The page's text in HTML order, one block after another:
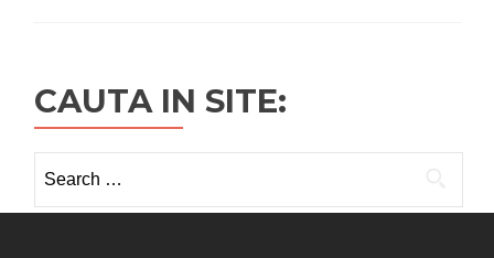
CAUTA IN SITE:
for: